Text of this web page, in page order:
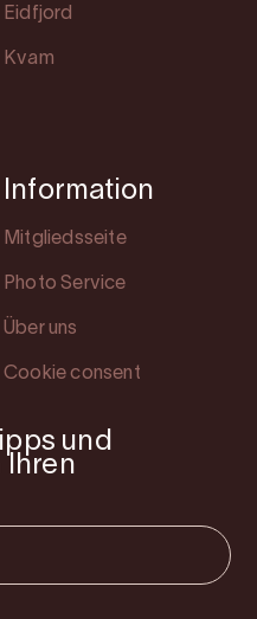
Eidfjord
Kvam
Information
Mitgliedsseite
Photo Service
Über uns
Cookie consent
und
Ihren